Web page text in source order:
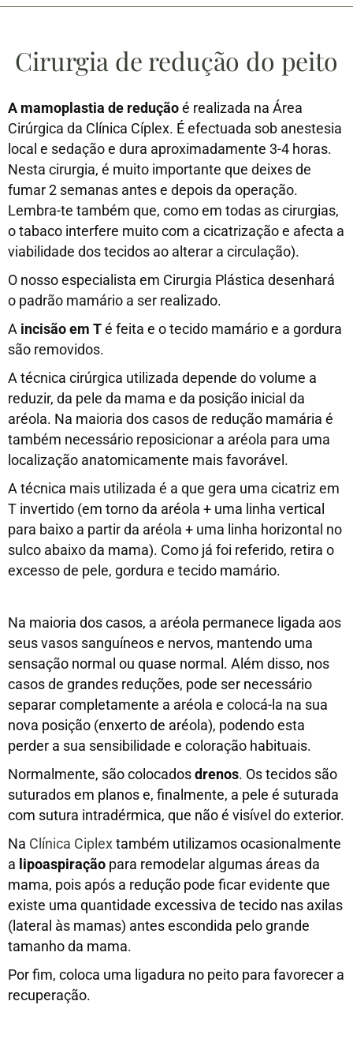
Cirurgia de redução do peito
A mamoplastia de reduçãoé realizada na Área
Cirúrgica da Clínica Cíplex. É efectuada sob anestesia
local e sedação e dura aproximadamente 3-4 horas.
Nesta cirurgia, é muito importante que deixes de
fumar 2 semanas antes e depois da operação.
Lembra-te também que, como em todas as cirurgias,
o tabaco interfere muito com a cicatrização e afecta a
viabilidade dos tecidos ao alterar a circulação).
O nosso especialista em Cirurgia Plástica desenhará
o padrão mamário a ser realizado.
A incisão em Té feita e o tecido mamário e a gordura
são removidos.
A técnica cirúrgica utilizada depende do volume a
reduzir, da pele da mama e da posição inicial da
aréola. Na maioria dos casos de redução mamária é
também necessário reposicionar a aréola para uma
localização anatomicamente mais favorável.
A técnica mais utilizada é a que gera uma cicatriz em
T invertido (em torno da aréola + uma linha vertical
para baixo a partir da aréola + uma linha horizontal no
sulco abaixo da mama). Como já foi referido, retira o
excesso de pele, gordura e tecido mamário.
Na maioria dos casos, a aréola permanece ligada aos
seus vasos sanguíneos e nervos, mantendo uma
sensação normal ou quase normal. Além disso, nos
casos de grandes reduções, pode ser necessário
separar completamente a aréola e colocá-la na sua
nova posição (enxerto de aréola), podendo esta
perder a sua sensibilidade e coloração habituais.
Normalmente, são colocadosdrenos. Os tecidos são
suturados em planos e, finalmente, a pele é suturada
com sutura intradérmica, que não é visível do exterior.
Na Clínica Ciplextambém utilizamos ocasionalmente
a lipoaspiração para remodelar algumas áreas da
mama, pois após a redução pode ficar evidente que
existe uma quantidade excessiva de tecido nas axilas
(lateral às mamas) antes escondida pelo grande
tamanho da mama.
Por fim, coloca uma ligadura no peito para favorecer a
recuperação.